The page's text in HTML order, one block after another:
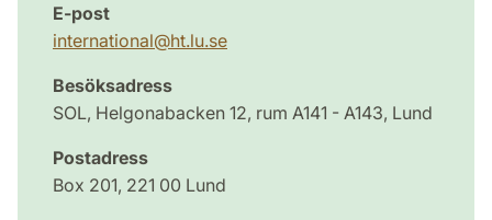
E-post
international@ht.lu.se
Besöksadress
SOL, Helgonabacken 12, rum A141 - A143, Lund
Postadress
Box 201, 221 00 Lund